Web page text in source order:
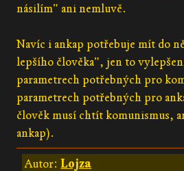
násilím" ani nemluvě.
Navíc i ankap potřebuje mít do
lepšího člověka", jen to
parametrech potřebných pro
parametrech potřebných pro
člověk musí chtít komunismus,
ankap).
Autor:Lojza